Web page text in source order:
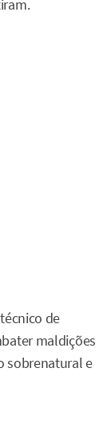
de
maldições
sobrenatural e